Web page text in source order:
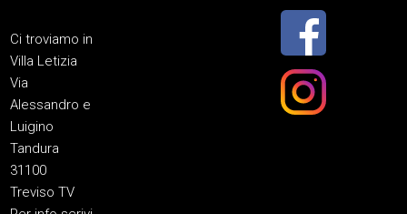
Ci troviamo in
Villa Letizia
Via
Alessandro e
Luigino
Tandura
31100
Treviso TV